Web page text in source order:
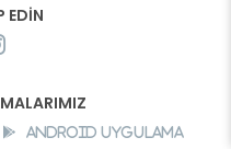
EDİN
Android Uygulama